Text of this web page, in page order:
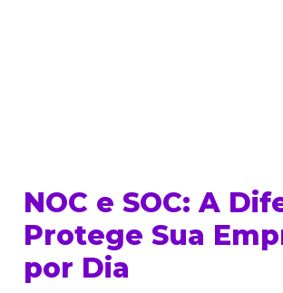
NOC e SOC: A
Protege Sua
por Dia